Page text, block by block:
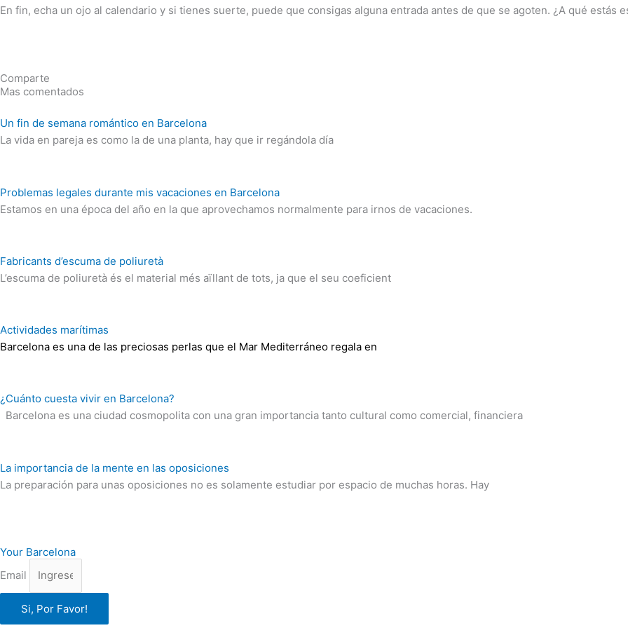
En fin, echa un ojo al calendario y si tienes suerte, puede que consigas alguna entrada antes de que se agoten. ¿A qué estás
Comparte
Mas comentados
Un fin de semana romántico en Barcelona
La vida en pareja es como la de una planta, hay que ir regándola día
Problemas legales durante mis vacaciones en Barcelona
Estamos en una época del año en la que aprovechamos normalmente para irnos de vacaciones.
Fabricants d’escuma de poliuretà
L’escuma de poliuretà és el material més aïllant de tots, ja que el seu coeficient
Actividades marítimas
Barcelona es una de las preciosas perlas que el Mar Mediterráneo regala en
¿Cuánto cuesta vivir en Barcelona?
Barcelona es una ciudad cosmopolita con una gran importancia tanto cultural como comercial, financiera
La importancia de la mente en las oposiciones
La preparación para unas oposiciones no es solamente estudiar por espacio de muchas horas. Hay
Your Barcelona
Email
Si, Por Favor!